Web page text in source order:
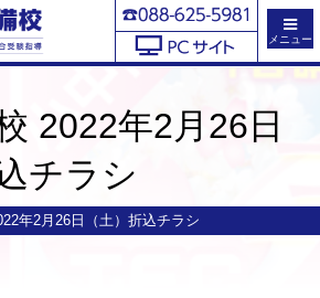
メニュー
2022年2月26日
チラシ
年2月26日（土）折込チラシ